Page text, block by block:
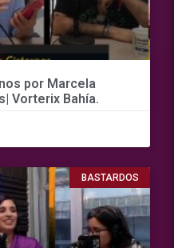
por Marcela
Vorterix Bahía.
BASTARDOS